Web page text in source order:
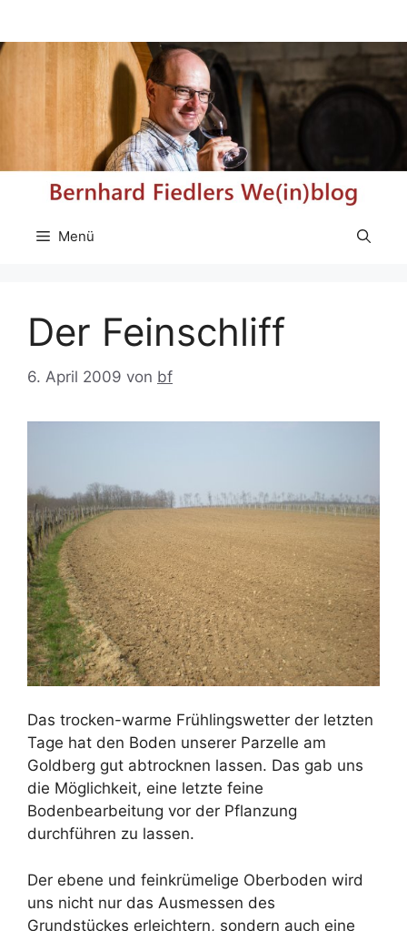
springen
Menü
Der Feinschliff
6. April 2009 von bf
Das trocken-warme Frühlingswetter der letzten
Tage hat den Boden unserer Parzelle am
Goldberg gut abtrocknen lassen. Das gab uns
die Möglichkeit, eine letzte feine
Bodenbearbeitung vor der Pflanzung
durchführen zu lassen.
Der ebene und feinkrümelige Oberboden wird
uns nicht nur das Ausmessen des
Grundstückes erleichtern, sondern auch eine